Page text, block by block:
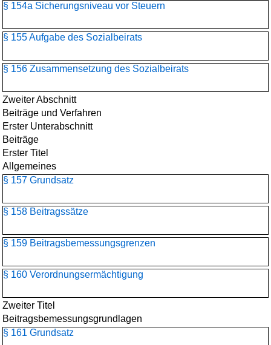
§ 154a Sicherungsniveau vor Steuern
§ 155 Aufgabe des Sozialbeirats
§ 156 Zusammensetzung des Sozialbeirats
Zweiter Abschnitt
Beiträge und Verfahren
Erster Unterabschnitt
Beiträge
Erster Titel
Allgemeines
§ 157 Grundsatz
§ 158 Beitragssätze
§ 159 Beitragsbemessungsgrenzen
§ 160 Verordnungsermächtigung
Zweiter Titel
Beitragsbemessungs­grundlagen
§ 161 Grundsatz